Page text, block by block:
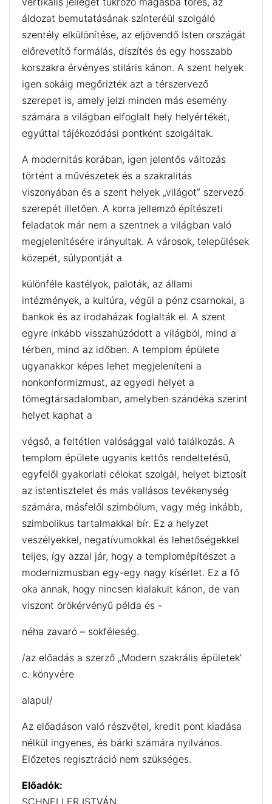
áldozat bemutatásának színteréül szolgáló
szentély elkülönítése, az eljövendő Isten országát
előrevetítő formálás, díszítés és egy hosszabb
korszakra érvényes stiláris kánon. A szent helyek
igen sokáig megőrizték azt a térszervező
szerepet is, amely jelzi minden más esemény
számára a világban elfoglalt hely helyértékét,
egyúttal tájékozódási pontként szolgáltak.
A modernitás korában, igen jelentős változás
történt a művészetek és a szakralitás
viszonyában és a szent helyek „világot” szervező
szerepét illetően. A korra jellemző építészeti
feladatok már nem a szentnek a világban való
megjelenítésére irányultak. A városok, települések
közepét, súlypontját a
különféle kastélyok, paloták, az állami
intézmények, a kultúra, végül a pénz csarnokai, a
bankok és az irodaházak foglalták el. A szent
egyre inkább visszahúzódott a világból, mind a
térben, mind az időben. A templom épülete
ugyanakkor képes lehet megjeleníteni a
nonkonformizmust, az egyedi helyet a
tömegtársadalomban, amelyben szándéka szerint
helyet kaphat a
végső, a feltétlen valósággal való találkozás. A
templom épülete ugyanis kettős rendeltetésű,
egyfelől gyakorlati célokat szolgál, helyet biztosít
az istentisztelet és más vallásos tevékenység
számára, másfelől szimbólum, vagy még inkább,
szimbolikus tartalmakkal bír. Ez a helyzet
veszélyekkel, negatívumokkal és lehetőségekkel
teljes, így azzal jár, hogy a templomépítészet a
modernizmusban egy-egy nagy kísérlet. Ez a fő
oka annak, hogy nincsen kialakult kánon, de van
viszont örökérvényű példa és -
néha zavaró – sokféleség.
/az előadás a szerző „Modern szakrális épületek’
c. könyvére
alapul/
Az előadáson való részvétel, kredit pont kiadása
nélkül ingyenes, és bárki számára nyilvános.
Előzetes regisztráció nem szükséges.
Előadók:
SCHNELLER ISTVÁN